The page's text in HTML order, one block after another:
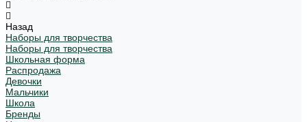
Назад
Наборы для творчества
Наборы для творчества
Школьная форма
Распродажа
Девочки
Мальчики
Школа
Бренды